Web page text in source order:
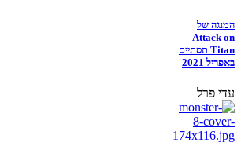
המנגה של
Attack on
Titan תסתיים
באפריל 2021
עדי פרל